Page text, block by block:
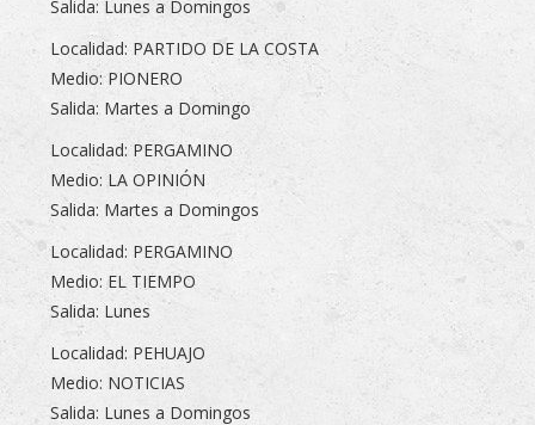
Salida: Lunes a Domingos
Localidad: PARTIDO DE LA COSTA
Medio: PIONERO
Salida: Martes a Domingo
Localidad: PERGAMINO
Medio: LA OPINIÓN
Salida: Martes a Domingos
Localidad: PERGAMINO
Medio: EL TIEMPO
Salida: Lunes
Localidad: PEHUAJO
Medio: NOTICIAS
Salida: Lunes a Domingos